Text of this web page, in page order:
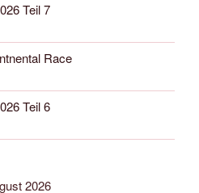
Teil 7
Race
Teil 6
2026